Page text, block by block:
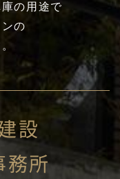
の用途で
の
設
務所